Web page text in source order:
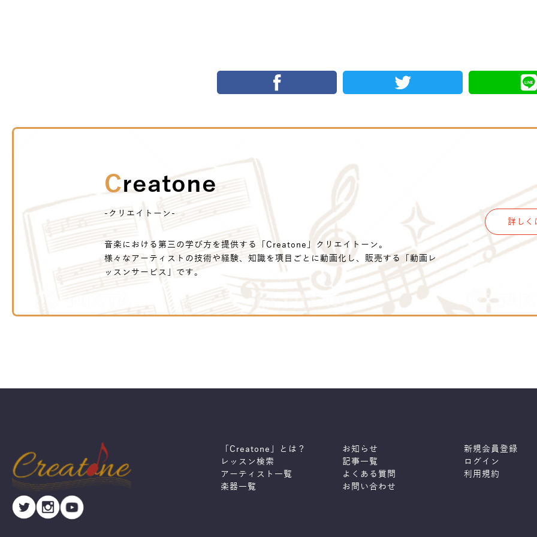
Creatone
-クリエイトーン-
音楽における第三の学び方を提供する「Creatone」クリエイトーン。
様々なアーティストの技術や経験、知識を項目ごとに動画化し、販売する「動画レ
ッスンサービス」です。
詳しく
「Creatone」とは？
レッスン検索
アーティスト一覧
楽器一覧
お知らせ
記事一覧
よくある質問
お問い合わせ
新規会員登録
ログイン
利用規約